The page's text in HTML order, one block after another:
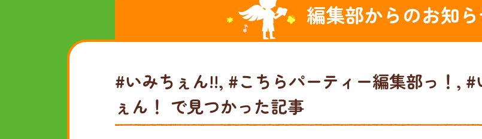
編集部からのお知
#いみちぇん!!, #こちらパーティー編集部っ！, #
ぇん！ で見つかった記事